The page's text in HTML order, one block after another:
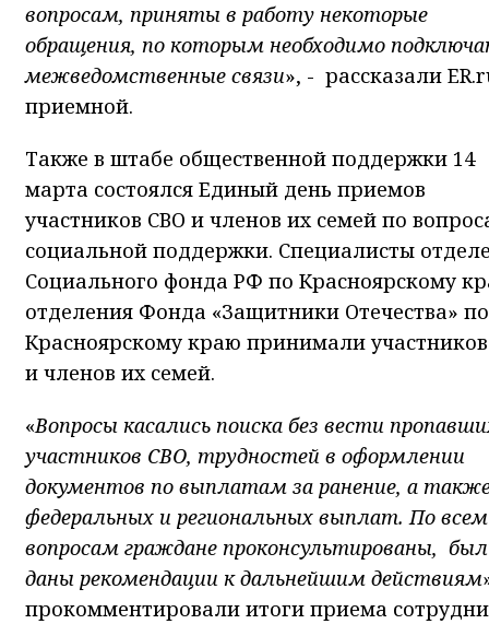
вопросам, приняты в работу некоторые
обращения, по которым необходимо
межведомственные связи», - рассказали
приемной.
Также в штабе общественной поддержки 14
марта состоялся Единый день приемов
участников СВО и членов их семей по
социальной поддержки. Специалисты
Социального фонда РФ по Красноярскому
отделения Фонда «Защитники Отечества» по
Красноярскому краю принимали
и членов их семей.
«Вопросы касались поиска без вести
участников СВО, трудностей в оформлении
документов по выплатам за ранение, а
федеральных и региональных выплат. По всем
вопросам граждане проконсультированы,
даны рекомендации к дальнейшим действиям
прокомментировали итоги приема